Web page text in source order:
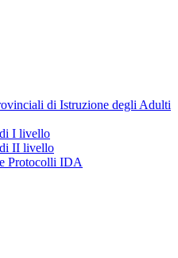
di Istruzione degli Adulti
I livello
II livello
Protocolli IDA